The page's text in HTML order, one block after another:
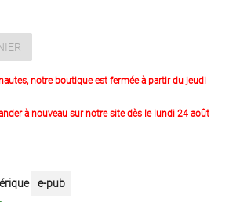
notre boutique est fermée à partir du jeudi
à nouveau sur notre site dès le lundi 24 août
e-pub